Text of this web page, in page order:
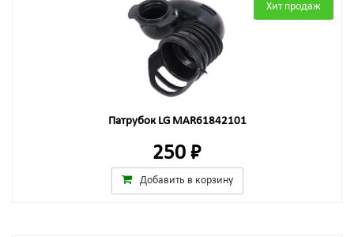
Хит продаж
Патрубок LG MAR61842101
250 ₽
Добавить в корзину